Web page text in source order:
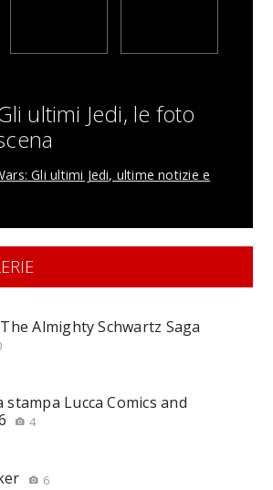
ultimi Jedi, le foto
Gli ultimi Jedi, ultime notizie e
Almighty Schwartz Saga
Lucca Comics and
4
6